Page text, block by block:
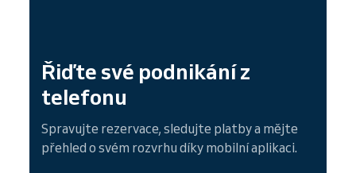
Řiďte své podnikání z
telefonu
Spravujte rezervace, sledujte platby a mějte
přehled o svém rozvrhu díky mobilní aplikaci.